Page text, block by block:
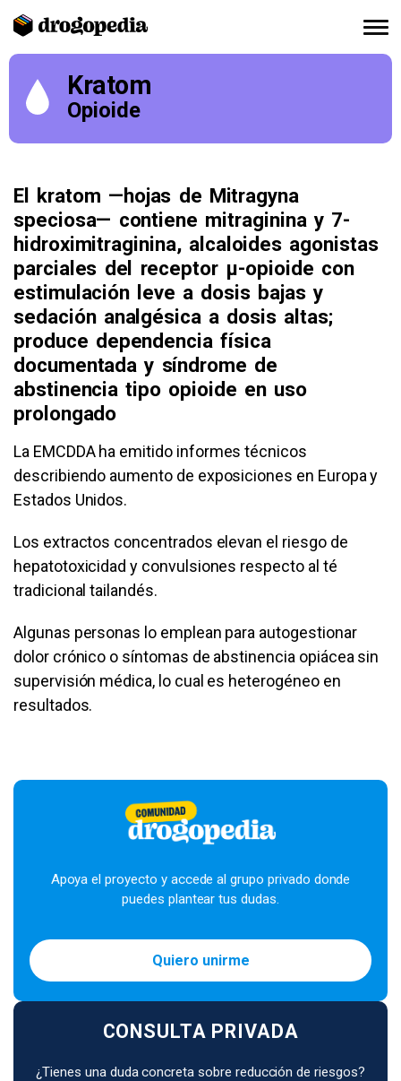
Kratom
Opioide
El kratom —hojas de Mitragyna
speciosa— contiene mitraginina y 7-
hidroximitraginina, alcaloides agonistas
parciales del receptor μ-opioide con
estimulación leve a dosis bajas y
sedación analgésica a dosis altas;
produce dependencia física
documentada y síndrome de
abstinencia tipo opioide en uso
prolongado
La EMCDDA ha emitido informes técnicos
describiendo aumento de exposiciones en Europa y
Estados Unidos.
Los extractos concentrados elevan el riesgo de
hepatotoxicidad y convulsiones respecto al té
tradicional tailandés.
Algunas personas lo emplean para autogestionar
dolor crónico o síntomas de abstinencia opiácea sin
supervisión médica, lo cual es heterogéneo en
resultados.
Apoya el proyecto y accede al grupo privado donde
puedes plantear tus dudas.
Quiero unirme
CONSULTA PRIVADA
¿Tienes una duda concreta sobre reducción de riesgos?